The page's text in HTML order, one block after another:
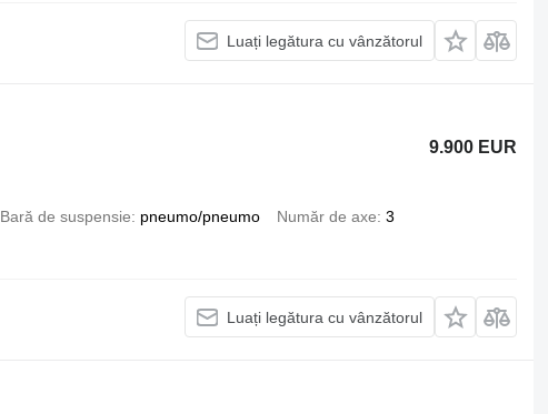
Luați legătura cu vânzătorul
9.900 EUR
Bară de suspensie pneumo/pneumo Număr de axe 3
Luați legătura cu vânzătorul